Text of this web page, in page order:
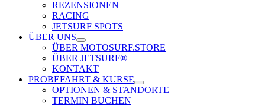
REZENSIONEN
RACING
JETSURF SPOTS
ÜBER UNS
ÜBER MOTOSURF.STORE
ÜBER JETSURF®
KONTAKT
PROBEFAHRT & KURSE
OPTIONEN & STANDORTE
TERMIN BUCHEN